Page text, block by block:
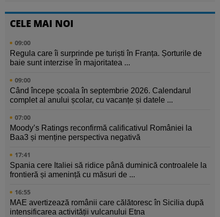
CELE MAI NOI
09:00
Regula care îi surprinde pe turiști în Franța. Șorturile de
baie sunt interzise în majoritatea ...
09:00
Când începe școala în septembrie 2026. Calendarul
complet al anului școlar, cu vacanțe și datele ...
07:00
Moody’s Ratings reconfirmă calificativul României la
Baa3 și menține perspectiva negativă
17:41
Spania cere Italiei să ridice până duminică controalele la
frontieră și amenință cu măsuri de ...
16:55
MAE avertizează românii care călătoresc în Sicilia după
intensificarea activității vulcanului Etna